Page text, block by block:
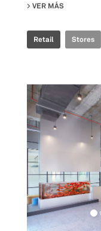
VER MÁS
Retail Stores